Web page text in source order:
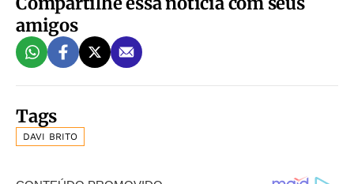
amigos
Tags
DAVI BRITO